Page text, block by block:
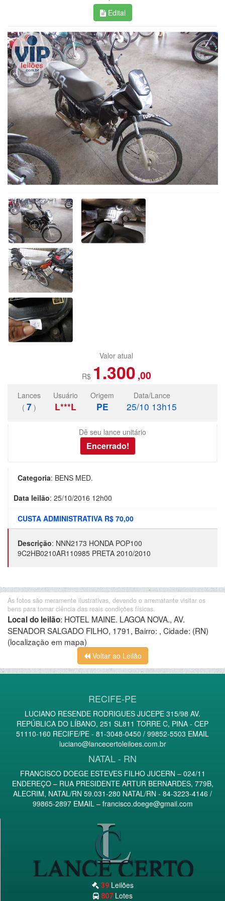
Edital
Valor atual
R$ 1.300 ,00
Lances
( 7 )
Usuário
L***L
Origem
PE
Data/Lance
25/10 13h15
Dê seu lance unitário
Categoria: BENS MED.
Data leilão: 25/10/2016 12h00
CUSTA ADMINISTRATIVA R$ 70,00
Descrição: NNN2173 HONDA POP100
9C2HB0210AR110985 PRETA 2010/2010
As fotos são meramente ilustrativas, devendo o arrematante visitar os
bens para tomar ciência das reais condições físicas.
Local do leilão: HOTEL MAINE. LAGOA NOVA., AV.
SENADOR SALGADO FILHO, 1791, Bairro: , Cidade: (RN)
(localização em mapa)
Voltar ao Leilão
RECIFE-PE
LUCIANO RESENDE RODRIGUES JUCEPE 315/98 AV.
REPÚBLICA DO LÍBANO, 251 SL811 TORRE C, PINA - CEP
51110-160 RECIFE/PE - 81-3048-0450 / 99852-5503 EMAIL
luciano@lancecertoleiloes.com.br
NATAL - RN
FRANCISCO DOEGE ESTEVES FILHO JUCERN – 024/11
ENDEREÇO – RUA PRESIDENTE ARTUR BERNARDES, 779B,
ALECRIM, NATAL/RN 59.031-280 NATAL/RN - 84-3223-4146 /
99865-2897 EMAIL – francisco.doege@gmail.com
39 Leilões
807 Lotes